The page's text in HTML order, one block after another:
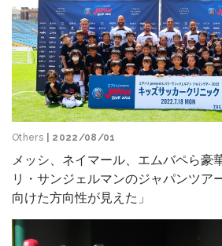
Others | 2022/08/01
メッシ、ネイマール、エムバペら豪
リ・サンジェルマンのジャパンツア
向けた方向性が見えた」